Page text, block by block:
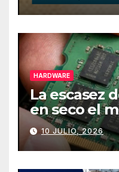
HARDWARE
La escasez
en seco el
de PCs
10 JULIO, 2026